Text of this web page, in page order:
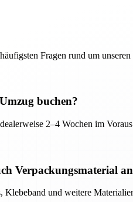
Fragen rund um
buchen?
2–4 Wochen im
Verpackungsmaterial
Klebeband und weitere